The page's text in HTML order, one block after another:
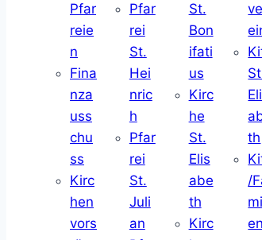
Pfar
reie
n
Fina
nza
uss
chu
ss
Kirc
hen
vors
Pfar
rei
St.
Hei
nric
h
Pfar
rei
St.
Juli
an
St.
Bon
ifati
us
Kirc
he
St.
Elis
abe
th
Kirc
th
/